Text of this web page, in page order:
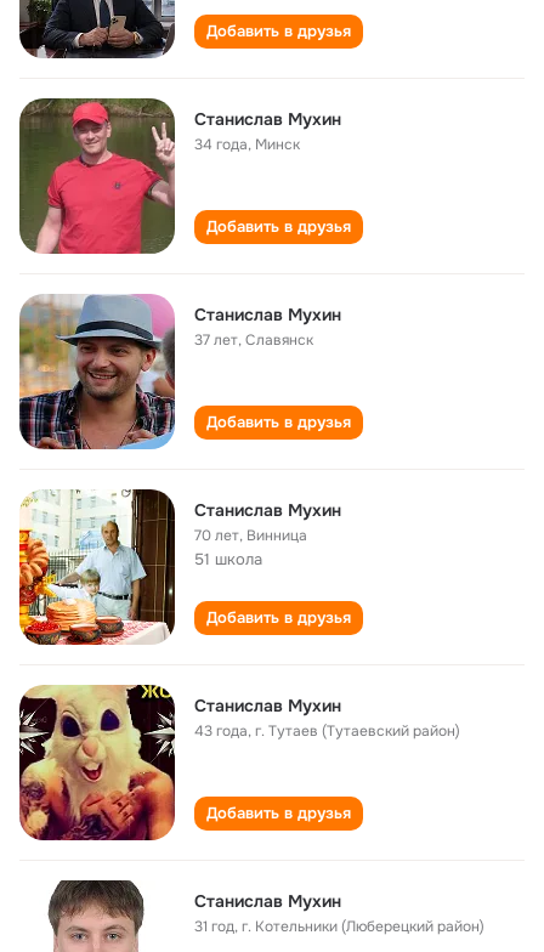
Добавить в друзья
Станислав Мухин
34 года, Минск
Добавить в друзья
Станислав Мухин
37 лет,Славянск
Добавить в друзья
Станислав Мухин
70 лет, Винница
51 школа
Добавить в друзья
Станислав Мухин
43 года,г. Тутаев (Тутаевский район)
Добавить в друзья
Станислав Мухин
31 год,г. Котельники (Люберецкий район)